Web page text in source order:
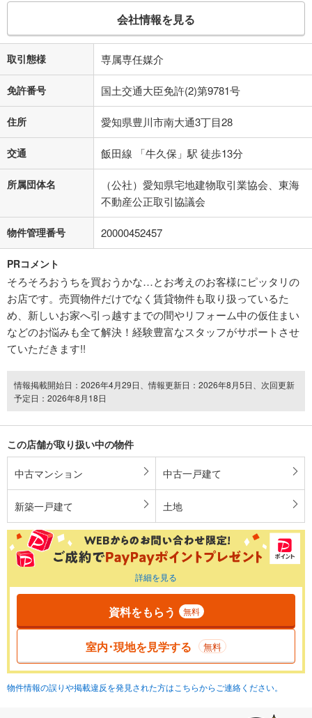
会社情報を見る
取引態様 専属専任媒介
免許番号 国土交通大臣免許(2)第9781号
住所 愛知県豊川市南大通3丁目28
交通 飯田線 「牛久保」駅 徒歩13分
所属団体名
（公社）愛知県宅地建物取引業協会、東海
不動産公正取引協議会
物件管理番号 20000452457
PRコメント
そろそろおうちを買おうかな…とお考えのお客様にピッタリの
お店です。売買物件だけでなく賃貸物件も取り扱っているた
め、新しいお家へ引っ越すまでの間やリフォーム中の仮住まい
などのお悩みも全て解決！経験豊富なスタッフがサポートさせ
ていただきます!!
情報掲載開始日：2026年4月29日、情報更新日：2026年8月5日、次回更新
予定日：2026年8月18日
この店舗が取り扱い中の物件
中古マンション 中古一戸建て
新築一戸建て 土地
詳細を見る
資料をもらう 無料
室内･現地を見学する 無料
物件情報の誤りや掲載違反を発見された方はこちらからご連絡ください。